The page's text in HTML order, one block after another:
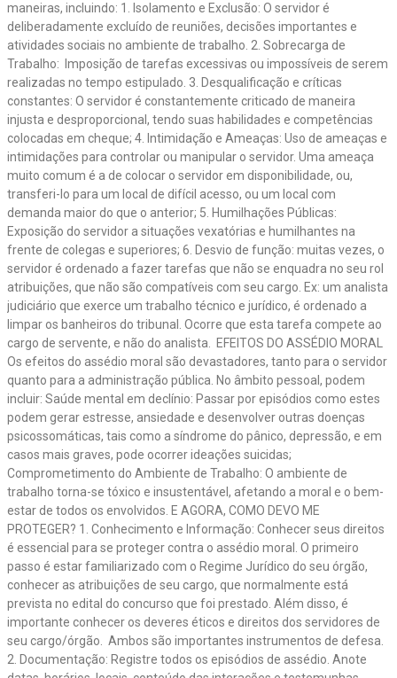
maneiras, incluindo: 1. Isolamento e Exclusão: O servidor é
deliberadamente excluído de reuniões, decisões importantes e
atividades sociais no ambiente de trabalho. 2. Sobrecarga de
Trabalho: Imposição de tarefas excessivas ou impossíveis de serem
realizadas no tempo estipulado. 3. Desqualificação e críticas
constantes: O servidor é constantemente criticado de maneira
injusta e desproporcional, tendo suas habilidades e competências
colocadas em cheque; 4. Intimidação e Ameaças: Uso de ameaças e
intimidações para controlar ou manipular o servidor. Uma ameaça
muito comum é a de colocar o servidor em disponibilidade, ou,
transferi-lo para um local de difícil acesso, ou um local com
demanda maior do que o anterior; 5. Humilhações Públicas:
Exposição do servidor a situações vexatórias e humilhantes na
frente de colegas e superiores; 6. Desvio de função: muitas vezes, o
servidor é ordenado a fazer tarefas que não se enquadra no seu rol
atribuições, que não são compatíveis com seu cargo. Ex: um analista
judiciário que exerce um trabalho técnico e jurídico, é ordenado a
limpar os banheiros do tribunal. Ocorre que esta tarefa compete ao
cargo de servente, e não do analista. EFEITOS DO ASSÉDIO MORAL
Os efeitos do assédio moral são devastadores, tanto para o servidor
quanto para a administração pública. No âmbito pessoal, podem
incluir: Saúde mental em declínio: Passar por episódios como estes
podem gerar estresse, ansiedade e desenvolver outras doenças
psicossomáticas, tais como a síndrome do pânico, depressão, e em
casos mais graves, pode ocorrer ideações suicidas;
Comprometimento do Ambiente de Trabalho: O ambiente de
trabalho torna-se tóxico e insustentável, afetando a moral e o bem-
estar de todos os envolvidos. E AGORA, COMO DEVO ME
PROTEGER? 1. Conhecimento e Informação: Conhecer seus direitos
é essencial para se proteger contra o assédio moral. O primeiro
passo é estar familiarizado com o Regime Jurídico do seu órgão,
conhecer as atribuições de seu cargo, que normalmente está
prevista no edital do concurso que foi prestado. Além disso, é
importante conhecer os deveres éticos e direitos dos servidores de
seu cargo/órgão. Ambos são importantes instrumentos de defesa.
2. Documentação: Registre todos os episódios de assédio. Anote